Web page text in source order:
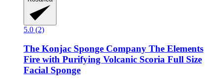
5.0 (2)
The Konjac Sponge Company The Elements
Fire with Purifying Volcanic Scoria Full Size
Facial Sponge